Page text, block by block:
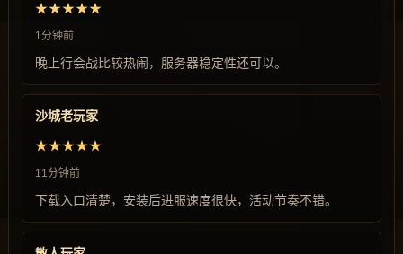
★★★★★
1分钟前
晚上行会战比较热闹，服务器稳定性还可以。
沙城老玩家
★★★★★
11分钟前
下载入口清楚，安装后进服速度很快，活动节奏不错。